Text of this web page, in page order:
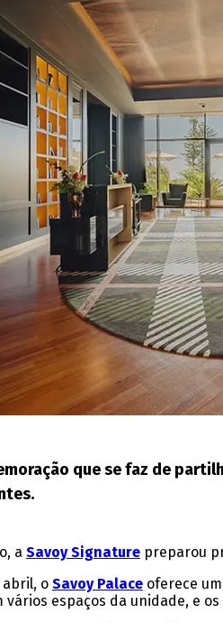
que se faz de
a Savoy Signaturepreparou
abril, o Savoy Palace oferece
vários espaços da unidade, e